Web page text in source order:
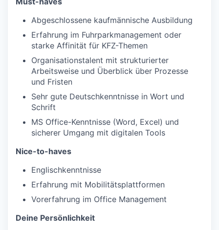
Abgeschlossene kaufmännische Ausbildung
Erfahrung im Fuhrparkmanagement oder
starke Affinität für KFZ-Themen
Organisationstalent mit strukturierter
Arbeitsweise und Überblick über Prozesse
und Fristen
Sehr gute Deutschkenntnisse in Wort und
Schrift
MS Office-Kenntnisse (Word, Excel) und
sicherer Umgang mit digitalen Tools
Nice-to-haves
Englischkenntnisse
Erfahrung mit Mobilitätsplattformen
Vorerfahrung im Office Management
Deine Persönlichkeit